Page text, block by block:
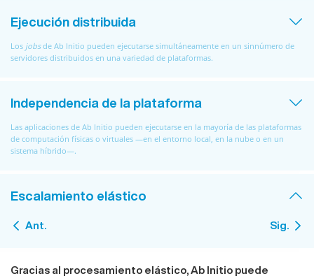
Ejecución distribuida
Los jobsde Ab Initio pueden ejecutarse simultáneamente en un sinnúmero de
servidores distribuidos en una variedad de plataformas.
Independencia de la plataforma
Las aplicaciones de Ab Initio pueden ejecutarse en la mayoría de las plataformas
de computación físicas o virtuales —en el entorno local, en la nube o en un
sistema híbrido—.
Escalamiento elástico
Ant. Sig.
Gracias al procesamiento elástico, Ab Initio puede